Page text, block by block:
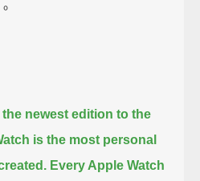
newest edition to the
is the most personal
Every Apple Watch